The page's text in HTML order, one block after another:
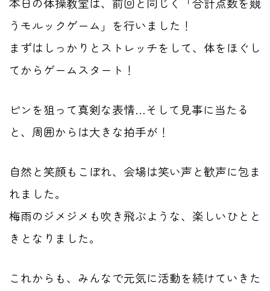
うモルックゲーム」を行いました！
まずはしっかりとストレッチをして、体をほぐし
てからゲームスタート！
ピンを狙って真剣な表情…そして見事に当たる
と、周囲からは大きな拍手が！
自然と笑顔もこぼれ、会場は笑い声と歓声に包ま
れました。
梅雨のジメジメも吹き飛ぶような、楽しいひとと
きとなりました。
これからも、みんなで元気に活動を続けていきた